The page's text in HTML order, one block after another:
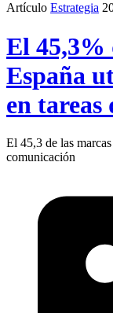
Artículo Estrategia
El 45,3%
España
en tareas
El 45,3 de las
comunicación